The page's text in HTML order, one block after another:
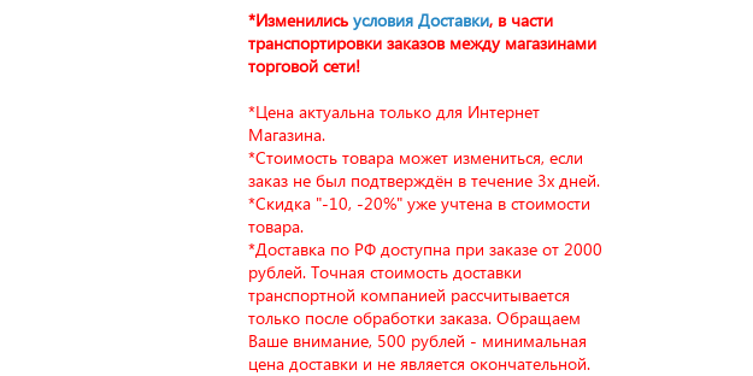
*Изменилисьусловия Доставки, в части
транспортировки заказов между магазинами
торговой сети!
*Цена актуальна только для Интернет
Магазина.
*Стоимость товара может измениться, если
заказ не был подтверждён в течение 3х дней.
*Скидка "-10, -20%" уже учтена в стоимости
товара.
*Доставка по РФ доступна при заказе от 2000
рублей. Точная стоимость доставки
транспортной компанией рассчитывается
только после обработки заказа. Обращаем
Ваше внимание, 500 рублей - минимальная
цена доставки и не является окончательной.